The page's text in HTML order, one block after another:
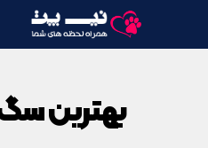
بهترین